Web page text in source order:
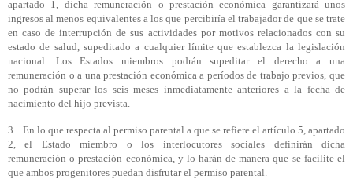
apartado 1, dicha remuneración o prestación económica garantizará unos
ingresos al menos equivalentes a los que percibiría el trabajador de que se trate
en caso de interrupción de sus actividades por motivos relacionados con su
estado de salud, supeditado a cualquier límite que establezca la legislación
nacional. Los Estados miembros podrán supeditar el derecho a una
remuneración o a una prestación económica a períodos de trabajo previos, que
no podrán superar los seis meses inmediatamente anteriores a la fecha de
nacimiento del hijo prevista.
3. En lo que respecta al permiso parental a que se refiere el artículo 5, apartado
2, el Estado miembro o los interlocutores sociales definirán dicha
remuneración o prestación económica, y lo harán de manera que se facilite el
que ambos progenitores puedan disfrutar el permiso parental.